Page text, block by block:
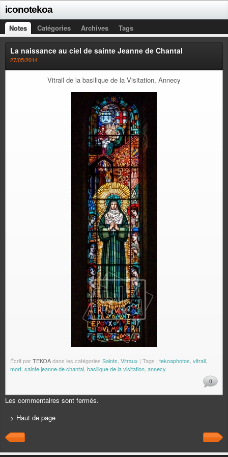
iconotekoa
Notes Catégories Archives Tags
La naissance au ciel de sainte Jeanne de Chantal
27/05/2014
Vitrail de la basilique de la Visitation, Annecy
Écrit parTEKOAdans les catégories Saints Vitraux | Tags : tekoaphotos vitrail
mort sainte jeanne de chantal basilique de la visitation annecy
0
Les commentaires sont fermés.
> Haut de page